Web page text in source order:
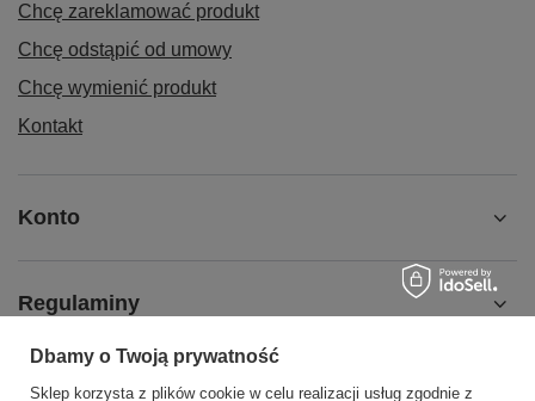
Chcę zareklamować produkt
Chcę odstąpić od umowy
Chcę wymienić produkt
Kontakt
Konto
Regulaminy
MOJE KONTO
Dbamy o Twoją prywatność
Sklep korzysta z plików cookie w celu realizacji usług zgodnie z